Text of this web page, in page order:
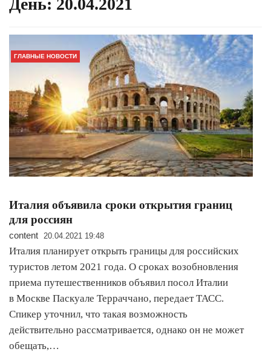
День: 20.04.2021
ГЛАВНЫЕ НОВОСТИ
Италия объявила сроки открытия границ
для россиян
content 20.04.2021 19:48
Италия планирует открыть границы для российских
туристов летом 2021 года. О сроках возобновления
приема путешественников объявил посол Италии
в Москве Паскуале Терраччано, передает ТАСС.
Cпикер уточнил, что такая возможность
действительно рассматривается, однако он не может
обещать,…